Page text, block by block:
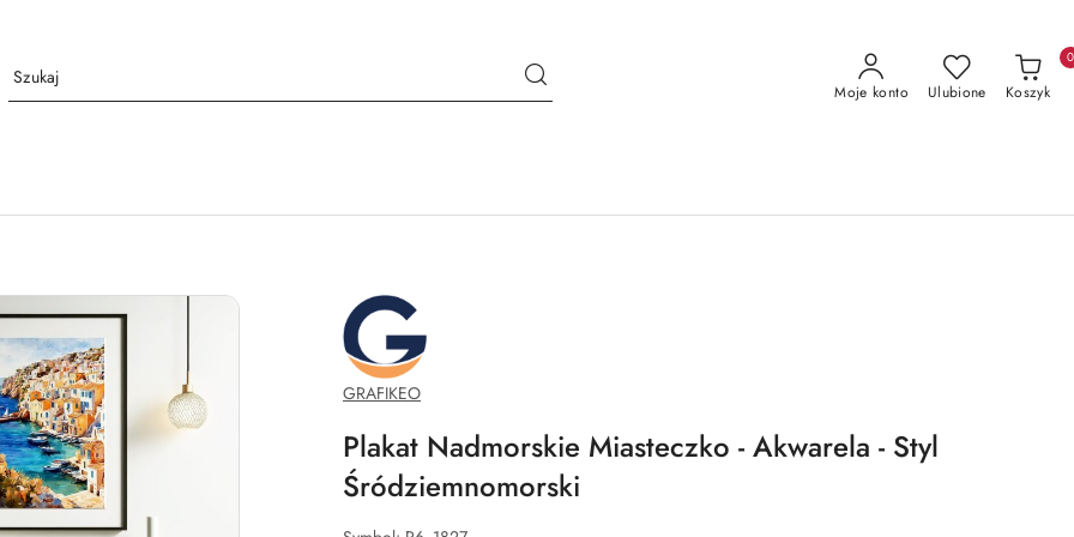
Moje konto Ulubione Koszyk
0
GRAFIKEO.PL
GRAFIKEO
Plakat Nadmorskie Miasteczko - Akwarela - Styl
Śródziemnomorski